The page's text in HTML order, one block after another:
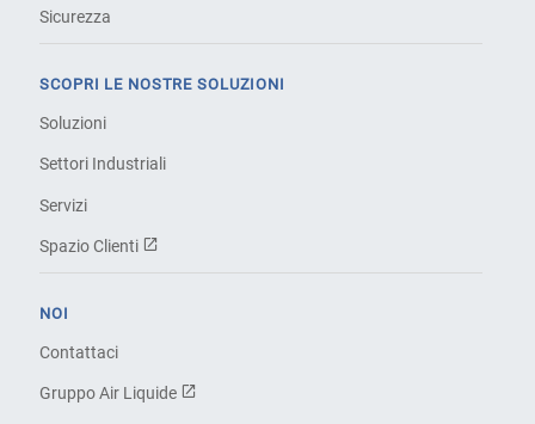
Sicurezza
SCOPRI LE NOSTRE SOLUZIONI
Soluzioni
Settori Industriali
Servizi
Spazio Clienti
NOI
Contattaci
Gruppo Air Liquide